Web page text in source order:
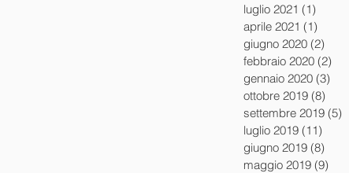
luglio 2021 (1)
aprile 2021 (1)
giugno 2020 (2)
febbraio 2020 (2)
gennaio 2020 (3)
ottobre 2019 (8)
settembre 2019 (5)
luglio 2019 (11)
giugno 2019 (8)
maggio 2019 (9)